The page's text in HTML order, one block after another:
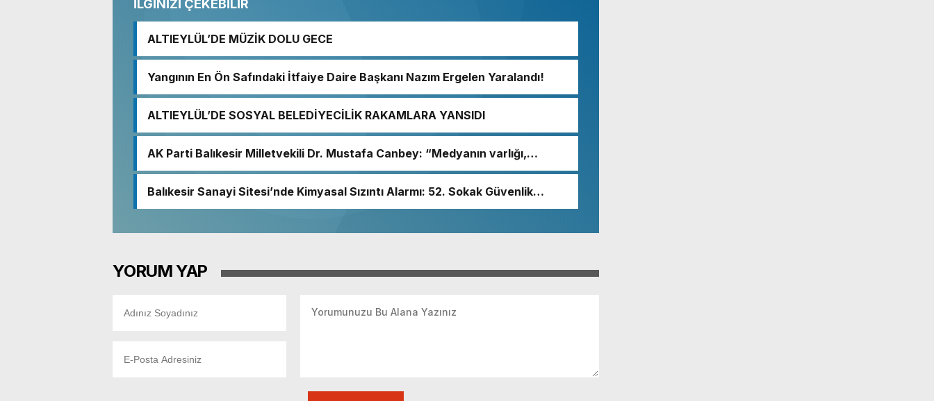
İLGİNİZİ ÇEKEBİLİR
ALTIEYLÜL’DE MÜZİK DOLU GECE
Yangının En Ön Safındaki İtfaiye Daire Başkanı Nazım Ergelen Yaralandı!
ALTIEYLÜL’DE SOSYAL BELEDİYECİLİK RAKAMLARA YANSIDI
AK Parti Balıkesir Milletvekili Dr. Mustafa Canbey: “Medyanın varlığı,
Balıkesir Sanayi Sitesi’nde Kimyasal Sızıntı Alarmı: 52. Sokak Güvenlik
YORUM YAP